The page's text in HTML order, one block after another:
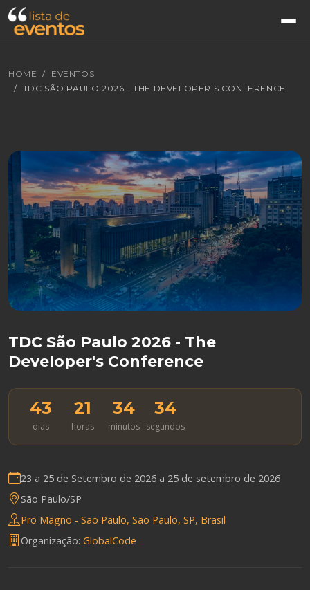
HOME
EVENTOS
TDC SÃO PAULO 2026 - THE DEVELOPER'S CONFERENCE
TDC São Paulo 2026 - The
Developer's Conference
43
dias
21
horas
34
minutos
33
segundos
23 a 25 de Setembro de 2026 a 25 de setembro de 2026
São Paulo/SP
Pro Magno - São Paulo, São Paulo, SP, Brasil
Organização: GlobalCode